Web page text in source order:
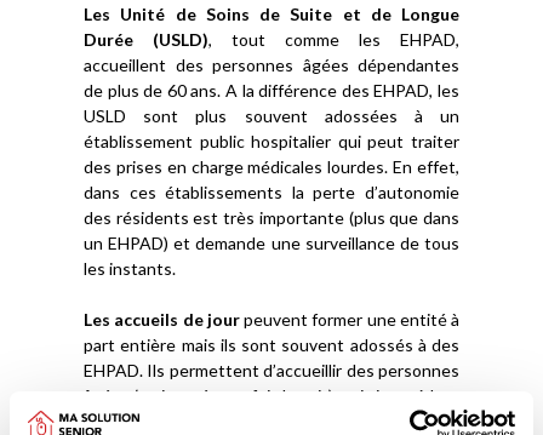
Les Unité de Soins de Suite et de Longue
Durée (USLD), tout comme les EHPAD,
accueillent des personnes âgées dépendantes
de plus de 60 ans. A la différence des EHPAD, les
USLD sont plus souvent adossées à un
établissement public hospitalier qui peut traiter
des prises en charge médicales lourdes. En effet,
dans ces établissements la perte d’autonomie
des résidents est très importante (plus que dans
un EHPAD) et demande une surveillance de tous
les instants.
Les accueils de jourpeuvent former une entité à
part entière mais ils sont souvent adossés à des
EHPAD. Ils permettent d’accueillir des personnes
âgées (en journée, parfois la nuit), qui vivent à leur
domicile avec un Aidant Familial et de les stimuler